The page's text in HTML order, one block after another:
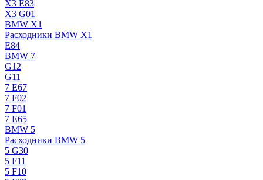
X3 E83
X3 G01
BMW X1
Расходники BMW X1
E84
BMW 7
G12
G11
7 Е67
7 F02
7 F01
7 E65
BMW 5
Расходники BMW 5
5 G30
5 F11
5 F10